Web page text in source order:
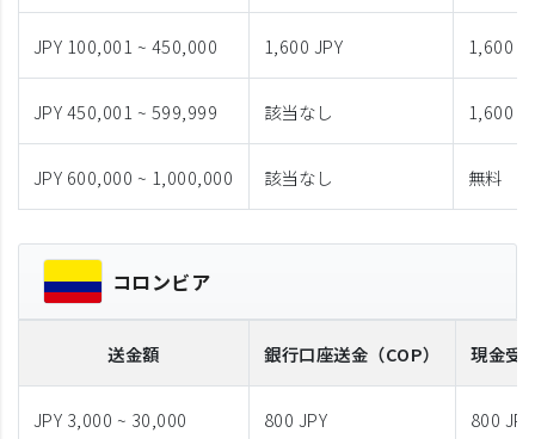
JPY 100,001 ~ 450,000 1,600 JPY 1,600
JPY 450,001 ~ 599,999 該当なし 1,600
JPY 600,000 ~ 1,000,000 該当なし 無料
コロンビア
送金額 銀行口座送金 （COP） 現金受
JPY 3,000 ~ 30,000 800 JPY 800 JPY